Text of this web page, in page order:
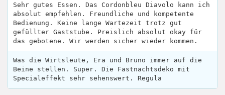
Sehr gutes Essen. Das Cordonbleu Diavolo kann ich
absolut empfehlen. Freundliche und kompetente
Bedienung. Keine lange Wartezeit trotz gut
gefüllter Gaststube. Preislich absolut okay für
das gebotene. Wir werden sicher wieder kommen.
Was die Wirtsleute, Era und Bruno immer auf die
Beine stellen. Super. Die Fastnachtsdeko mit
Specialeffekt sehr sehenswert. Regula